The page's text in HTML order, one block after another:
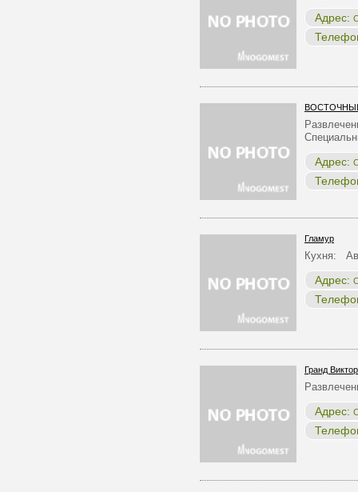
Адрес:
Адрес:
Гламур
Кухня:
Адрес:
Гранд
Адрес: